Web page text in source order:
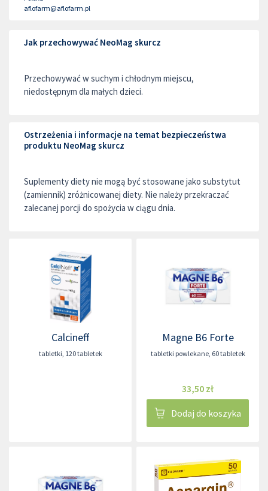
aflofarm@aflofarm.pl
Jak przechowywać NeoMag skurcz
Przechowywać w suchym i chłodnym miejscu,
niedostępnym dla małych dzieci.
Ostrzeżenia i informacje na temat bezpieczeństwa
produktu NeoMag skurcz
Suplementy diety nie mogą być stosowane jako substytut
(zamiennik) zróżnicowanej diety. Nie należy przekraczać
zalecanej porcji do spożycia w ciągu dnia.
Calcineff
tabletki, 120 tabletek
Magne B6 Forte
tabletki powlekane, 60 tabletek
33,50 zł
Dodaj do koszyka